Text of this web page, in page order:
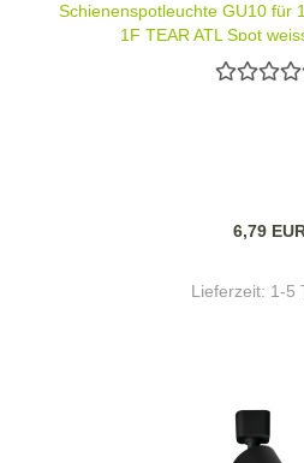
Schienenspotleuchte GU10 für
1F TEAR ATL Spot
6,79
Lieferzeit: 1-5